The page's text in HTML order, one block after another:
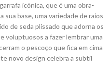
icónica, que é uma obra-
sua base, uma variedade de raios
de seda plissado que adorna os
voluptuosos a fazer lembrar uma
o pescoço que fica em cima
novo design celebra a subtil